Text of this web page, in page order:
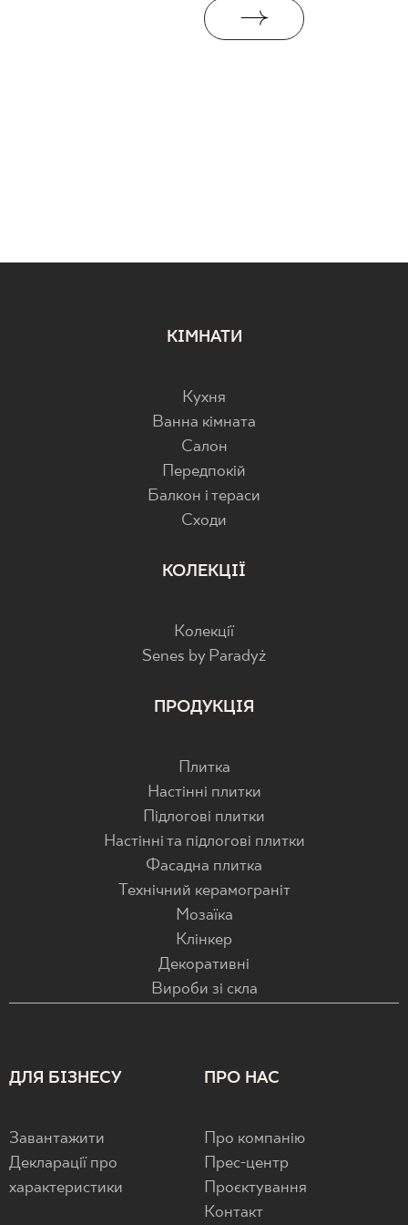
КІМНАТИ
Кухня
Ванна кімната
Салон
Передпокій
Балкон і тераси
Cходи
КОЛЕКЦІЇ
Колекції
Senes by Paradyż
ПРОДУКЦІЯ
Плитка
Настінні плитки
Підлогові плитки
Настінні та підлогові плитки
Фасадна плитка
Технічний керамограніт
Мозаїка
Клінкер
Декоративні
Вироби зі скла
ДЛЯ БІЗНЕСУ
Завантажити
Декларації про
характеристики
ПРО НАС
Про компанію
Прес-центр
Проєктування
Контакт